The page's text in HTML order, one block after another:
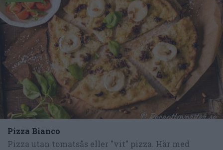
Pizza Bianco
Pizza utan tomatsås eller "vit" pizza. Här med